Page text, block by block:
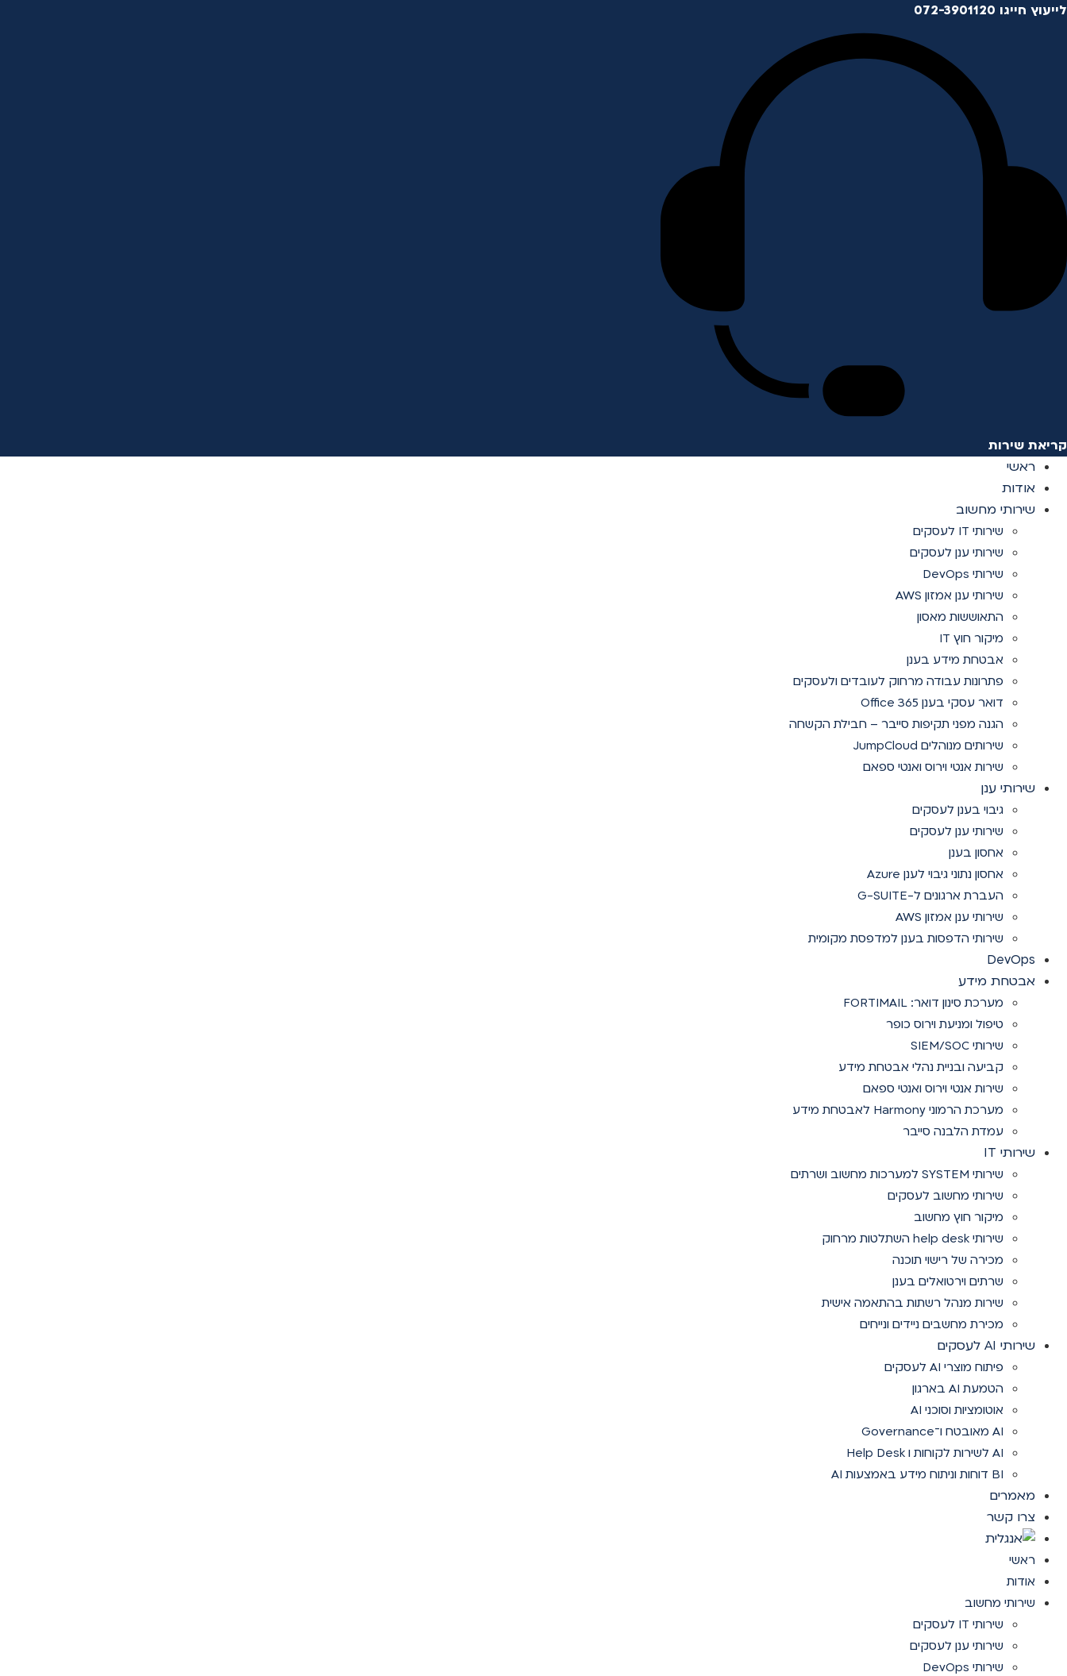
לייעוץ חייגו 072-3901120
קריאת שירות
ראשי
אודות
שירותי מחשוב
שירותי IT לעסקים
שירותי ענן לעסקים
שירותי DevOps
שירותי ענן אמזון AWS
התאוששות מאסון
מיקור חוץ IT
אבטחת מידע בענן
פתרונות עבודה מרחוק לעובדים ולעסקים
דואר עסקי בענן Office 365
הגנה מפני תקיפות סייבר – חבילת הקשחה
שירותים מנוהלים JumpCloud
שירות אנטי וירוס ואנטי ספאם
שירותי ענן
גיבוי בענן לעסקים
שירותי ענן לעסקים
אחסון בענן
אחסון נתוני גיבוי לענן Azure
העברת ארגונים ל-G-SUITE
שירותי ענן אמזון AWS
שירותי הדפסות בענן למדפסת מקומית
DevOps
אבטחת מידע
מערכת סינון דואר: FORTIMAIL
טיפול ומניעת וירוס כופר
שירותי SIEM/SOC
קביעה ובניית נהלי אבטחת מידע
שירות אנטי וירוס ואנטי ספאם
מערכת הרמוני Harmony לאבטחת מידע
עמדת הלבנה סייבר
שירותי IT
שירותי SYSTEM למערכות מחשוב ושרתים
שירותי מחשוב לעסקים
מיקור חוץ מחשוב
שירותי help desk השתלטות מרחוק
מכירה של רישוי תוכנה
שרתים וירטואלים בענן
שירות מנהל רשתות בהתאמה אישית
מכירת מחשבים ניידים ונייחים
שירותי AI לעסקים
פיתוח מוצרי AI לעסקים
הטמעת AI בארגון
אוטומציות וסוכני AI
AI מאובטח ו־Governance
AI לשירות לקוחות ו Help Desk
BI דוחות וניתוח מידע באמצעות AI
מאמרים
צרו קשר
ראשי
אודות
שירותי מחשוב
שירותי IT לעסקים
שירותי ענן לעסקים
שירותי DevOps